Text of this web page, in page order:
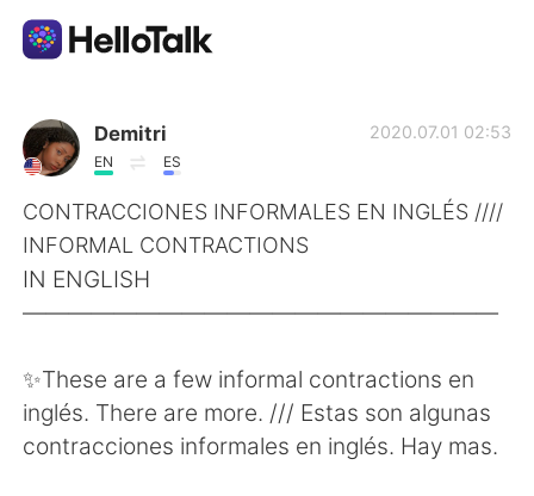
語学交換アプリ
AI Grammar Checker
日本語
繁體中文 Español
Demitri
EN ES
2020.07.01 02:53
CONTRACCIONES INFORMALES EN INGLÉS ////
INFORMAL CONTRACTIONS
IN ENGLISH
—————————————————————
✨These are a few informal contractions en
inglés. There are more. /// Estas son algunas
contracciones informales en inglés. Hay mas.